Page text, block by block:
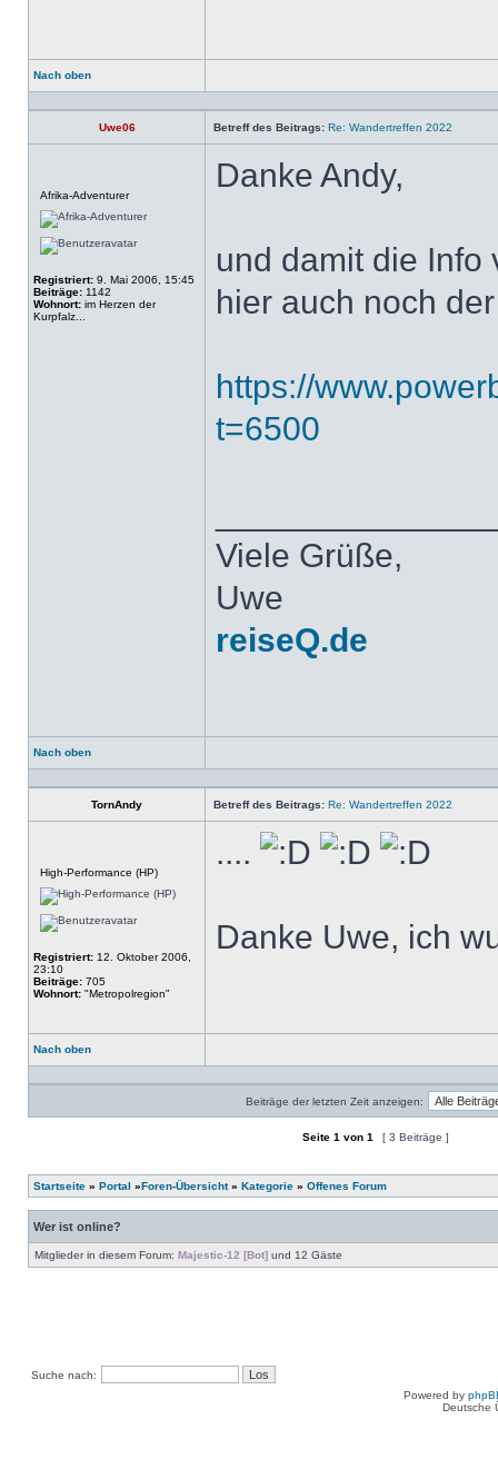
Nach oben
Profil
Uwe06 Betreff des Beitrags: Re: Wandertreffen 2022
Afrika-Adventurer
Registriert: 9. Mai 2006, 15:45
Beiträge: 1142
Wohnort: im Herzen der
Kurpfalz...
Danke Andy,
und damit die Info
hier auch noch
https://
t=6500
Viele Grüße,
Uwe
reiseQ.de
Nach oben
Profil
TornAndy Betreff des Beitrags: Re: Wandertreffen 2022
High-Performance (HP)
Registriert: 12. Oktober 2006,
23:10
Beiträge: 705
Wohnort: "Metropolregion"
....
Danke Uwe, ich
Nach oben
Profil
Beiträge der letzten Zeit anzeigen:
Seite 1 von 1 [ 3 Beiträge ]
Startseite » Portal »Foren-Übersicht» Kategorie » Offenes Forum
Wer ist online?
Mitglieder in diesem Forum: Majestic-12 [Bot] und 12 Gäste
Suche nach:
Powered by
Deutsche